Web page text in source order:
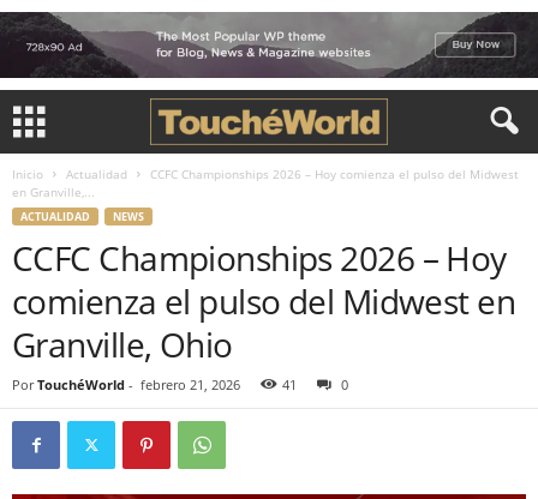
Inicio Actualidad
CCFC Championships 2026 – Hoy comienza el pulso del Midwest
en Granville,...
ACTUALIDAD NEWS
CCFC Championships 2026 – Hoy
comienza el pulso del Midwest en
Granville, Ohio
Por TouchéWorld - febrero 21, 2026 41 0